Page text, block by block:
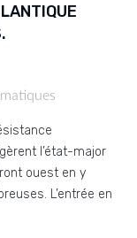
l’état-major
ouest en y
L’entrée en